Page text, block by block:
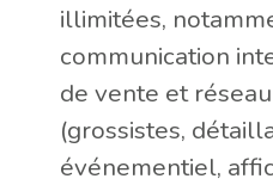
illimitées,
communication
de vente et
(grossistes,
événementiel,